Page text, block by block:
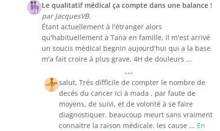
Le qualitatif médical ça compte dans une balance !
par JacquesVB.
Étant actuellement à l'étranger alors
qu'habituellement à Tana en famille, il m'est arrivé
un soucis médical begnin aujourd'hui qui a la base
m'a fait croire à plus grave, 4H de douleurs ...
salut, Trés difficile de compter le nombre de
decés du cancer ici à mada , par faute de
moyens, de suivi, et de volonté à se faire
diagnostiquer. beaucoup meurt sans vraiment
connaitre la raison médicale. les cause ... En